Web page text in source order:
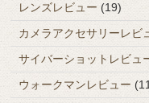
レンズレビュー (19)
カメラアクセサリーレビ
サイバーショットレビュ
ウォークマンレビュー